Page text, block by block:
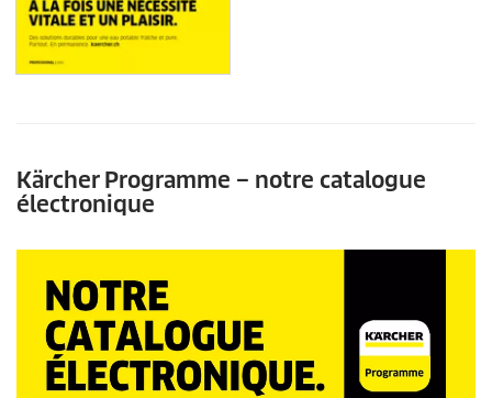
Kärcher Programme – notre catalogue
électronique